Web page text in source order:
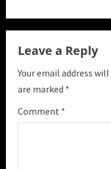
e
R
e
a
Leave a Reply
Your email address
are marked *
Comment *